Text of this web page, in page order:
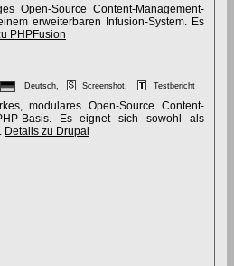
Open-Source Content-Management-
erweiterbaren Infusion-System. Es
PHPFusion
Deutsch, Screenshot, Testbericht
modulares Open-Source Content-
Basis. Es eignet sich sowohl als
Details zu Drupal